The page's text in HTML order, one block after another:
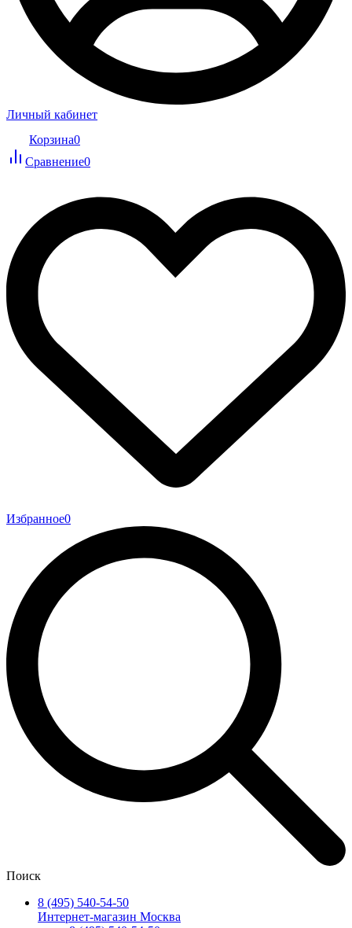
Личный кабинет
Корзина0
Сравнение0
Избранное0
Поиск
8 (495) 540-54-50
Интернет-магазин Москва